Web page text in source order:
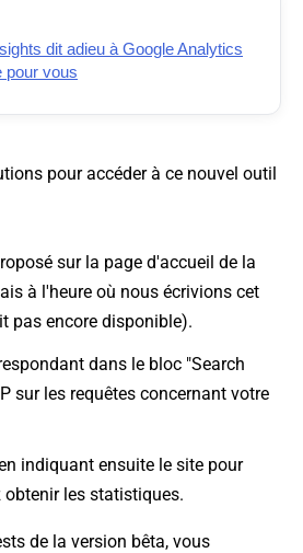
dit adieu à Google Analytics
pour vous
pour accéder à ce nouvel outil
sur la page d'accueil de la
à l'heure où nous écrivions cet
pas encore disponible).
dans le bloc "Search
sur les requêtes concernant votre
indiquant ensuite le site pour
obtenir les statistiques.
de la version bêta, vous